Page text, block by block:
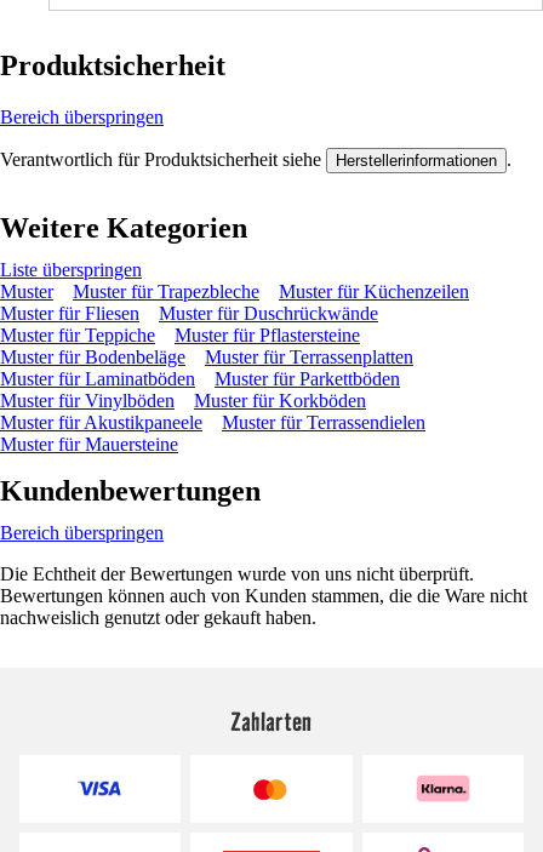
Produktsicherheit
Bereich überspringen
Verantwortlich für Produktsicherheit siehe Herstellerinformationen .
Weitere Kategorien
Liste überspringen
Muster
Muster für Trapezbleche
Muster für Küchenzeilen
Muster für Fliesen
Muster für Duschrückwände
Muster für Teppiche
Muster für Pflastersteine
Muster für Bodenbeläge
Muster für Terrassenplatten
Muster für Laminatböden
Muster für Parkettböden
Muster für Vinylböden
Muster für Korkböden
Muster für Akustikpaneele
Muster für Terrassendielen
Muster für Mauersteine
Kundenbewertungen
Bereich überspringen
Die Echtheit der Bewertungen wurde von uns nicht überprüft.
Bewertungen können auch von Kunden stammen, die die Ware nicht
nachweislich genutzt oder gekauft haben.
Zahlarten